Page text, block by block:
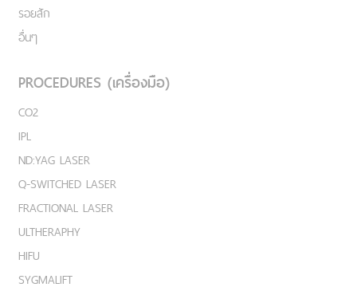
รอยสัก
อื่นๆ
PROCEDURES (เครื่องมือ)
CO2
IPL
ND:YAG LASER
Q-SWITCHED LASER
FRACTIONAL LASER
ULTHERAPHY
HIFU
SYGMALIFT